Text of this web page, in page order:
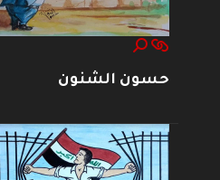
حسون الشنون